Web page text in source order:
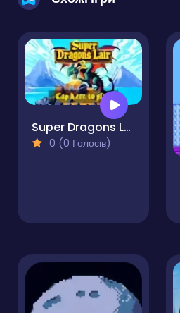
Super Dragons Lair 2
0 (0 Голосів)